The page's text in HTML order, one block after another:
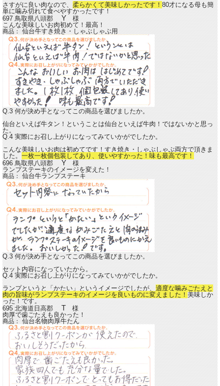
さすがに良い肉なので、柔らかくて美味しかったです！ 80才になる母も簡
単に噛み切れて食べやすかったです！
697 鳥取県八頭郡Y様
こんな美味しいお肉初めて！最高！
商品：仙台牛すき焼き・しゃぶしゃぶ用
Q.3 何が決め手となってこの商品を選びましたか。
仙台といえば牛タン！ということは仙台といえば牛肉！ではないかと思っ
た。
Q.4 実際にお召し上がりになってみていかがでしたか。
こんな美味しいお肉は初めてです！すき焼き・しゃぶしゃぶ両方で頂きま
した。一枚一枚個包装してあり、使いやすかった！味も最高です！
696 鳥取県八頭郡Y様
ランプステーキのイメージを変えた！
商品：仙台牛ランプステーキ
Q.3 何が決め手となってこの商品を選びましたか。
セット内容になっていたから。
Q.4 実際にお召し上がりになってみていかがでしたか。
ランプというと「かたい」というイメージでしたが、適度な噛みごたえと
肉の旨味がランプステーキのイメージを良いものに変えました！ 美味しか
った！です。
695 北海道日高郡T様
肉厚で歯ごたえも良かった！
商品：仙台名物肉厚牛たん